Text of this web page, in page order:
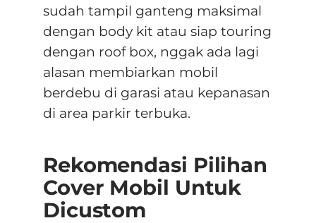
sudah tampil ganteng maksimal
dengan body kit atau siap touring
dengan roof box, nggak ada lagi
alasan membiarkan mobil
berdebu di garasi atau kepanasan
di area parkir terbuka.
Rekomendasi Pilihan
Cover Mobil Untuk
Dicustom